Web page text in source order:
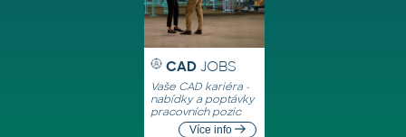
CAD JOBS
Vaše CAD kariéra -
nabídky a poptávky
pracovních pozic
Více info